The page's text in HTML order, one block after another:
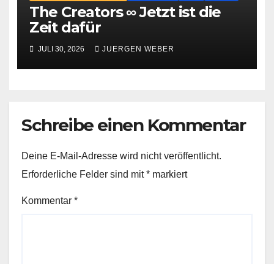
The Creators ∞ Jetzt ist die
Zeit dafür
JULI 30, 2026 JUERGEN WEBER
Schreibe einen Kommentar
Deine E-Mail-Adresse wird nicht veröffentlicht.
Erforderliche Felder sind mit* markiert
Kommentar *